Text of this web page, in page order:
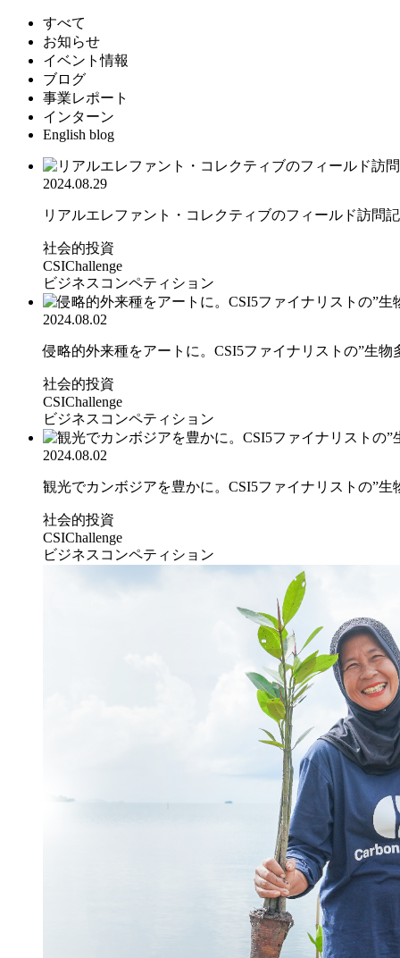
すべて
お知らせ
イベント情報
ブログ
事業レポート
インターン
English blog
2024.08.29
リアルエレファント・コレクティブのフィールド訪問記
社会的投資
CSIChallenge
ビジネスコンペティション
2024.08.02
侵略的外来種をアートに。CSI5ファイナリストの”生物
社会的投資
CSIChallenge
ビジネスコンペティション
2024.08.02
観光でカンボジアを豊かに。CSI5ファイナリストの”生
社会的投資
CSIChallenge
ビジネスコンペティション